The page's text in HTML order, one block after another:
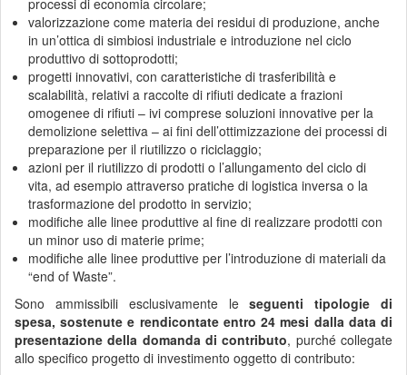
processi di economia circolare;
valorizzazione come materia dei residui di produzione, anche
in un’ottica di simbiosi industriale e introduzione nel ciclo
produttivo di sottoprodotti;
progetti innovativi, con caratteristiche di trasferibilità e
scalabilità, relativi a raccolte di rifiuti dedicate a frazioni
omogenee di rifiuti – ivi comprese soluzioni innovative per la
demolizione selettiva – ai fini dell’ottimizzazione dei processi di
preparazione per il riutilizzo o riciclaggio;
azioni per il riutilizzo di prodotti o l’allungamento del ciclo di
vita, ad esempio attraverso pratiche di logistica inversa o la
trasformazione del prodotto in servizio;
modifiche alle linee produttive al fine di realizzare prodotti con
un minor uso di materie prime;
modifiche alle linee produttive per l’introduzione di materiali da
“end of Waste”.
Sono ammissibili esclusivamente leseguenti tipologie di
spesa, sostenute e rendicontate entro 24 mesi dalla data di
presentazione della domanda di contributo, purché collegate
allo specifico progetto di investimento oggetto di contributo: